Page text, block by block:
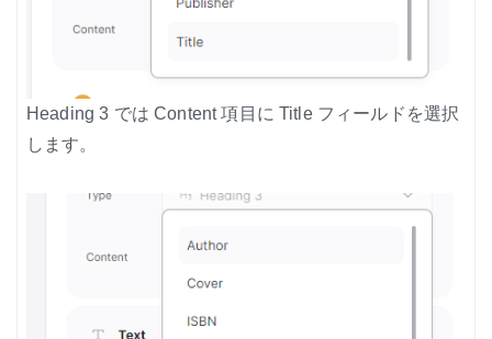
Heading 3 では Content 項目に Title フィールドを選択
します。